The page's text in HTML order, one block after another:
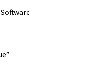
Software